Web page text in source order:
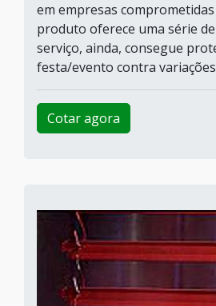
em empresas
produto oferece uma série
serviço, ainda, consegue
festa/evento contra variações
Cotar agora